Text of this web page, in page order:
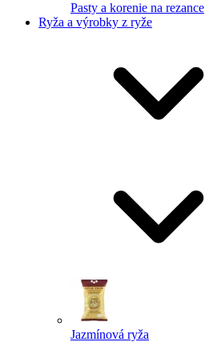
Pasty a korenie na rezance
Ryža a výrobky z ryže
Jazmínová ryža